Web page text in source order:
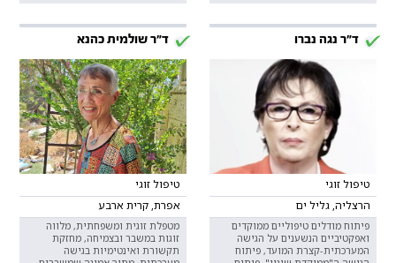
ד"ר נגה נברו
טיפול זוגי
הרצליה, גליל ים
פיתוח מודלים טיפוליים ממוקדים
ואפקטיביים הנשענים על הגישה
המערכתית-קצרת המועד, פיתוח
ד"ר שולמית כהנא
טיפול זוגי
אפרת, קרית ארבע
מטפלת זוגית ומשפחתית, מלווה
זוגות במשבר ובצמיחה, מחזקת
תקשורת ואינטימיות בגישה